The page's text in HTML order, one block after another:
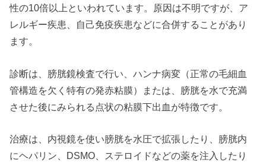
性の10倍以上といわれています。原因は不明ですが、ア
レルギー疾患、自己免疫疾患などに合併することがあり
ます。
診断は、膀胱鏡検査で行い、ハンナ病変（正常の毛細血
管構造を欠く特有の発赤粘膜）または、膀胱を水で充満
させた後にみられる点状の粘膜下出血が特徴です。
治療は、内視鏡を使い膀胱を水圧で拡張したり、膀胱内
にヘパリン、DSMO、ステロイドなどの薬を注入したり